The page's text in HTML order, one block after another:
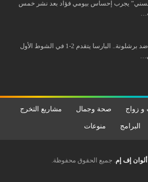
يجرب إحساس بيومي فؤاد بعد نشر خمس
إلتشي ضد برشلونة.. البارسا يتقدم 2-1 في الشوط الأول
زواج صحة وجمال مشاريع التخرج
البرامج منوعات
ألوان إف إم . جميع الحقوق محفوظة.